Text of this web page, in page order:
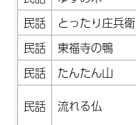
民話
とったり庄兵衛
民話
東福寺の鴨
民話
たんたん山
民話
流れる仏